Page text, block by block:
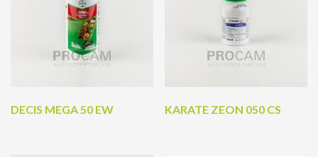
DECIS MEGA 50 EW KARATE ZEON 050 CS